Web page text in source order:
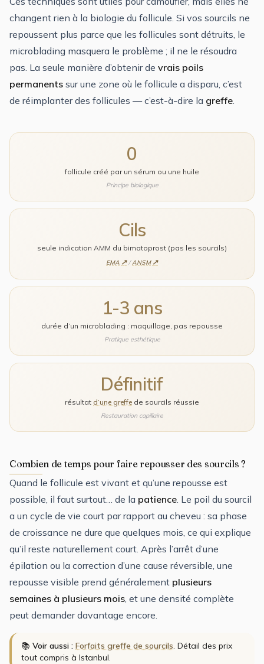
changent rien à la biologie du follicule. Si vos sourcils ne
repoussent plus parce que les follicules sont détruits, le
microblading masquera le problème ; il ne le résoudra
pas. La seule manière d’obtenir de vrais poils
permanents sur une zone où le follicule a disparu, c’est
de réimplanter des follicules — c’est-à-dire la greffe
0
follicule créé par un sérum ou une huile
Principe biologique
Cils
seule indication AMM du bimatoprost (pas les sourcils)
EMA /ANSM
1-3 ans
durée d’un microblading : maquillage, pas repousse
Pratique esthétique
Définitif
résultat d’une greffe de sourcils réussie
Restauration capillaire
Combien de temps pour faire repousser des sourcils ?
Quand le follicule est vivant et qu’une repousse est
possible, il faut surtout… de la patience. Le poil du sourcil
a un cycle de vie court par rapport au cheveu : sa phase
de croissance ne dure que quelques mois, ce qui explique
qu’il reste naturellement court. Après l’arrêt d’une
épilation ou la correction d’une cause réversible, une
repousse visible prend généralement plusieurs
semaines à plusieurs mois, et une densité complète
peut demander davantage encore.
📚 Voir aussi : Forfaits greffe de sourcils. Détail des prix
tout compris à Istanbul.